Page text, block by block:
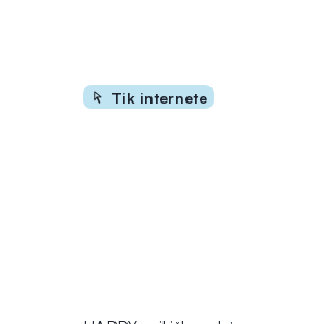
Tik internete